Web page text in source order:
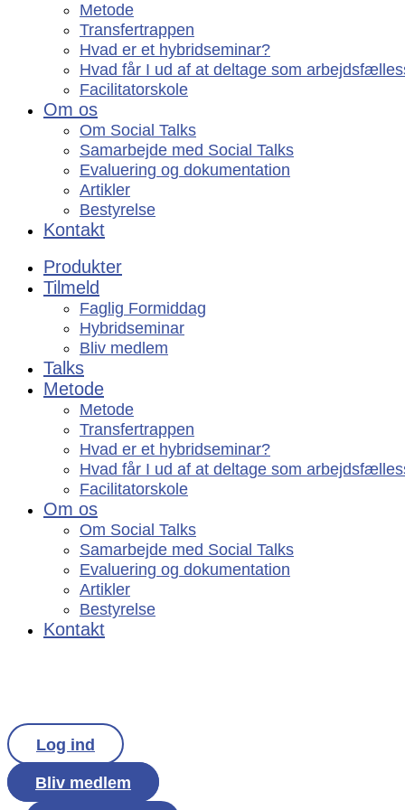
Metode
Transfertrappen
Hvad er et hybridseminar?
Hvad får I ud af at deltage som
Facilitatorskole
Om os
Om Social Talks
Samarbejde med Social Talks
Evaluering og dokumentation
Artikler
Bestyrelse
Kontakt
Produkter
Tilmeld
Faglig Formiddag
Hybridseminar
Bliv medlem
Talks
Metode
Metode
Transfertrappen
Hvad er et hybridseminar?
Hvad får I ud af at deltage som
Facilitatorskole
Om os
Om Social Talks
Samarbejde med Social Talks
Evaluering og dokumentation
Artikler
Bestyrelse
Kontakt
Log ind
Bliv medlem